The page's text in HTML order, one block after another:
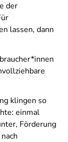
der
lassen, dann
klingen so
einmal
Förderung